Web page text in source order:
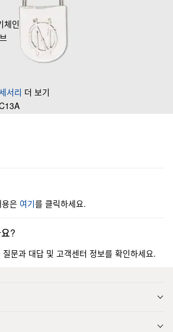
체인
서리 더 보기
은 여기를 클릭하세요.
?
문과 대답 및 고객센터 정보를 확인하세요.